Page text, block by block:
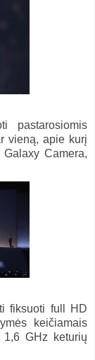
pastarosiomis
vieną, apie kurį
Camera,
fiksuoti full HD
keičiamais
GHz keturių